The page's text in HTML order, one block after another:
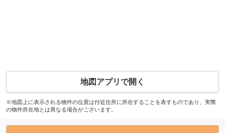
地図アプリで開く
※地図上に表示される物件の位置は付近住所に所在することを表すものであり、実際
の物件所在地とは異なる場合がございます。